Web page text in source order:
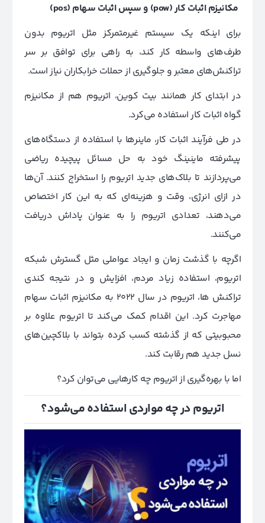
مکانیزم اثبات کار(pow) و سپس اثبات سهام (pos)
برای اینکه یک سیستم غیرمتمرکز مثل اتریوم بدون
طرف‌های واسطه کار کند، به راهی برای توافق بر سر
تراکنش‌های معتبر و جلوگیری از حملات خرابکاران نیاز است.
در ابتدای کار همانند بیت کوین، اتریوم هم از مکانیزم
گواه اثبات کار استفاده می‌کرد.
در طی فرآیند اثبات کار، ماینرها با استفاده از دستگاه‌های
پیشرفته ماینینگ خود به حل مسائل پیچیده ریاضی
می‌پردازند تا بلاک‌های جدید اتریوم را استخراج کنند. آن‌ها
در ازای انرژی، وقت و هزینه‌ای که به این کار اختصاص
می‌دهند، تعدادی اتریوم را به عنوان پاداش دریافت
می‌کنند.
اگرچه با گذشت زمان و ایجاد عواملی مثل گسترش شبکه
اتریوم، استفاده زیاد مردم، افزایش و در نتیجه کندی
تراکنش ها، اتریوم در سال 2022 به مکانیزم اثبات سهام
مهاجرت کرد. این اقدام کمک می‌کند تا اتریوم علاوه بر
محبوبیتی که از گذشته کسب کرده بتواند با بلاکچین‌های
نسل جدید هم رقابت کند.
اما با بهره‌گیری از اتریوم چه کارهایی می‌توان کرد؟
اتریوم در چه مواردی استفاده می‌شود؟